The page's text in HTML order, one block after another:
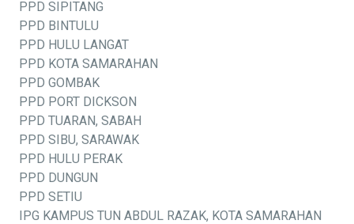
PPD SIPITANG
PPD BINTULU
PPD HULU LANGAT
PPD KOTA SAMARAHAN
PPD GOMBAK
PPD PORT DICKSON
PPD TUARAN, SABAH
PPD SIBU, SARAWAK
PPD HULU PERAK
PPD DUNGUN
PPD SETIU
IPG KAMPUS TUN ABDUL RAZAK, KOTA SAMARAHAN